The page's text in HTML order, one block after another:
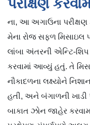
પરીક્ષણ
ના, આ અગાઉના
મેના રોજ સફળ મિસાઇલ
લાંબા અંતરની એન્ટિ-શિપ
કરવામાં આવ્યું હતું. તે
નૌકાદળના લક્ષ્યોને
હતી, અને બંગાળની ખાડી
બાકાત ઝોન જાહેર